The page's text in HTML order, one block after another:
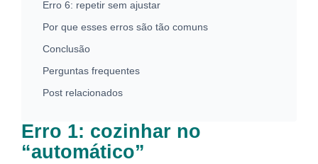
Erro 6: repetir sem ajustar
Por que esses erros são tão comuns
Conclusão
Perguntas frequentes
Post relacionados
Erro 1: cozinhar no
“automático”